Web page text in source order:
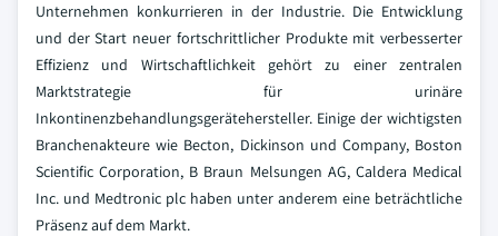
Unternehmen konkurrieren in der Industrie. Die Entwicklung
und der Start neuer fortschrittlicher Produkte mit verbesserter
Effizienz und Wirtschaftlichkeit gehört zu einer zentralen
Marktstrategie für urinäre
Inkontinenzbehandlungsgerätehersteller. Einige der wichtigsten
Branchenakteure wie Becton, Dickinson und Company, Boston
Scientific Corporation, B Braun Melsungen AG, Caldera Medical
Inc. und Medtronic plc haben unter anderem eine beträchtliche
Präsenz auf dem Markt.